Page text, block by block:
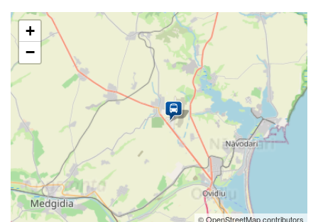
+
−
© OpenStreetMap contributors